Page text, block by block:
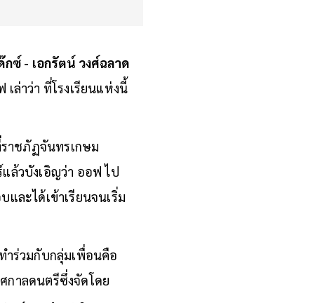
กซ์ - เอกรัตน์ วงศ์ฉลาด
เล่าว่า ที่โรงเรียนแห่งนี้
ราชภัฏจันทรเกษม
ล้วบังเอิญว่า ออฟ ไป
ละได้เข้าเรียนจนเริ่ม
ำร่วมกับกลุ่มเพื่อนคือ
กาลดนตรีซึ่งจัดโดย